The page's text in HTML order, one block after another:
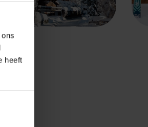
heeft